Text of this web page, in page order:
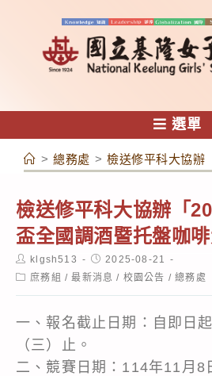
容
選單
> 總務處 > 檢送修平科大協辦
檢送修平科大協辦「
盃全國調酒暨托盤咖啡
Post
author:
klgsh513
Post
published:
2025-08-21
Post庶務組 / 最新消息 / 校園公告 / 總務處
一、報名截止日期：自即日
（三）止。
二、競賽日期：114年11月8